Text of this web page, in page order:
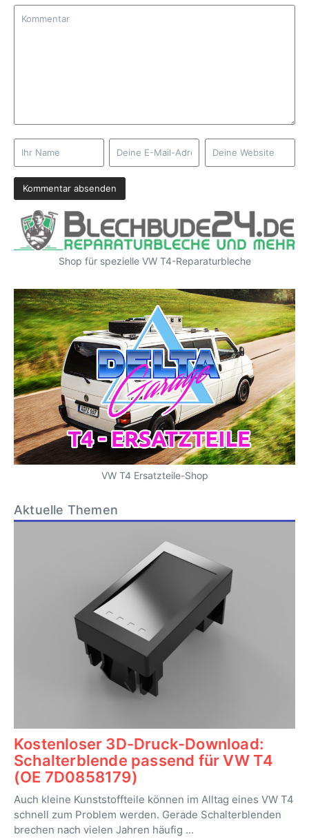
Shop für spezielle VW T4-Reparaturbleche
VW T4 Ersatzteile-Shop
Aktuelle Themen
Kostenloser 3D-Druck-Download:
Schalterblende passend für VW T4
(OE 7D0858179)
Auch kleine Kunststoffteile können im Alltag eines VW T4
schnell zum Problem werden. Gerade Schalterblenden
brechen nach vielen Jahren häufig ...